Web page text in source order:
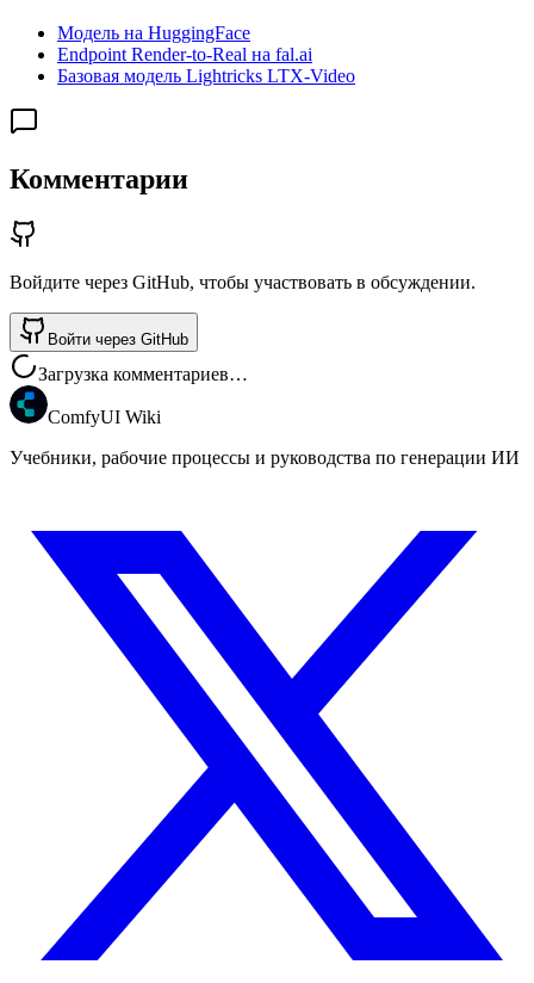
Модель на HuggingFace
Endpoint Render-to-Real на fal.ai
Базовая модель Lightricks LTX-Video
Комментарии
Войдите через GitHub, чтобы участвовать в обсуждении.
Войти через GitHub
Загрузка комментариев…
ComfyUI Wiki
Учебники, рабочие процессы и руководства по генерации ИИ